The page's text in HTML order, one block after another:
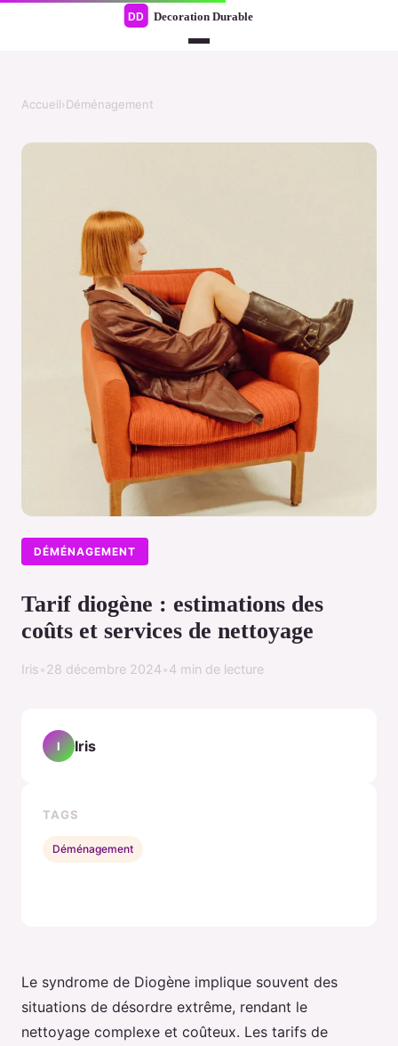
Accueil›Déménagement
DÉMÉNAGEMENT
Tarif diogène : estimations des
coûts et services de nettoyage
Iris 28 décembre 2024 4 min de lecture
Le syndrome de Diogène implique souvent des
situations de désordre extrême, rendant le
nettoyage complexe et coûteux. Les tarifs de
I Iris
TAGS
Déménagement